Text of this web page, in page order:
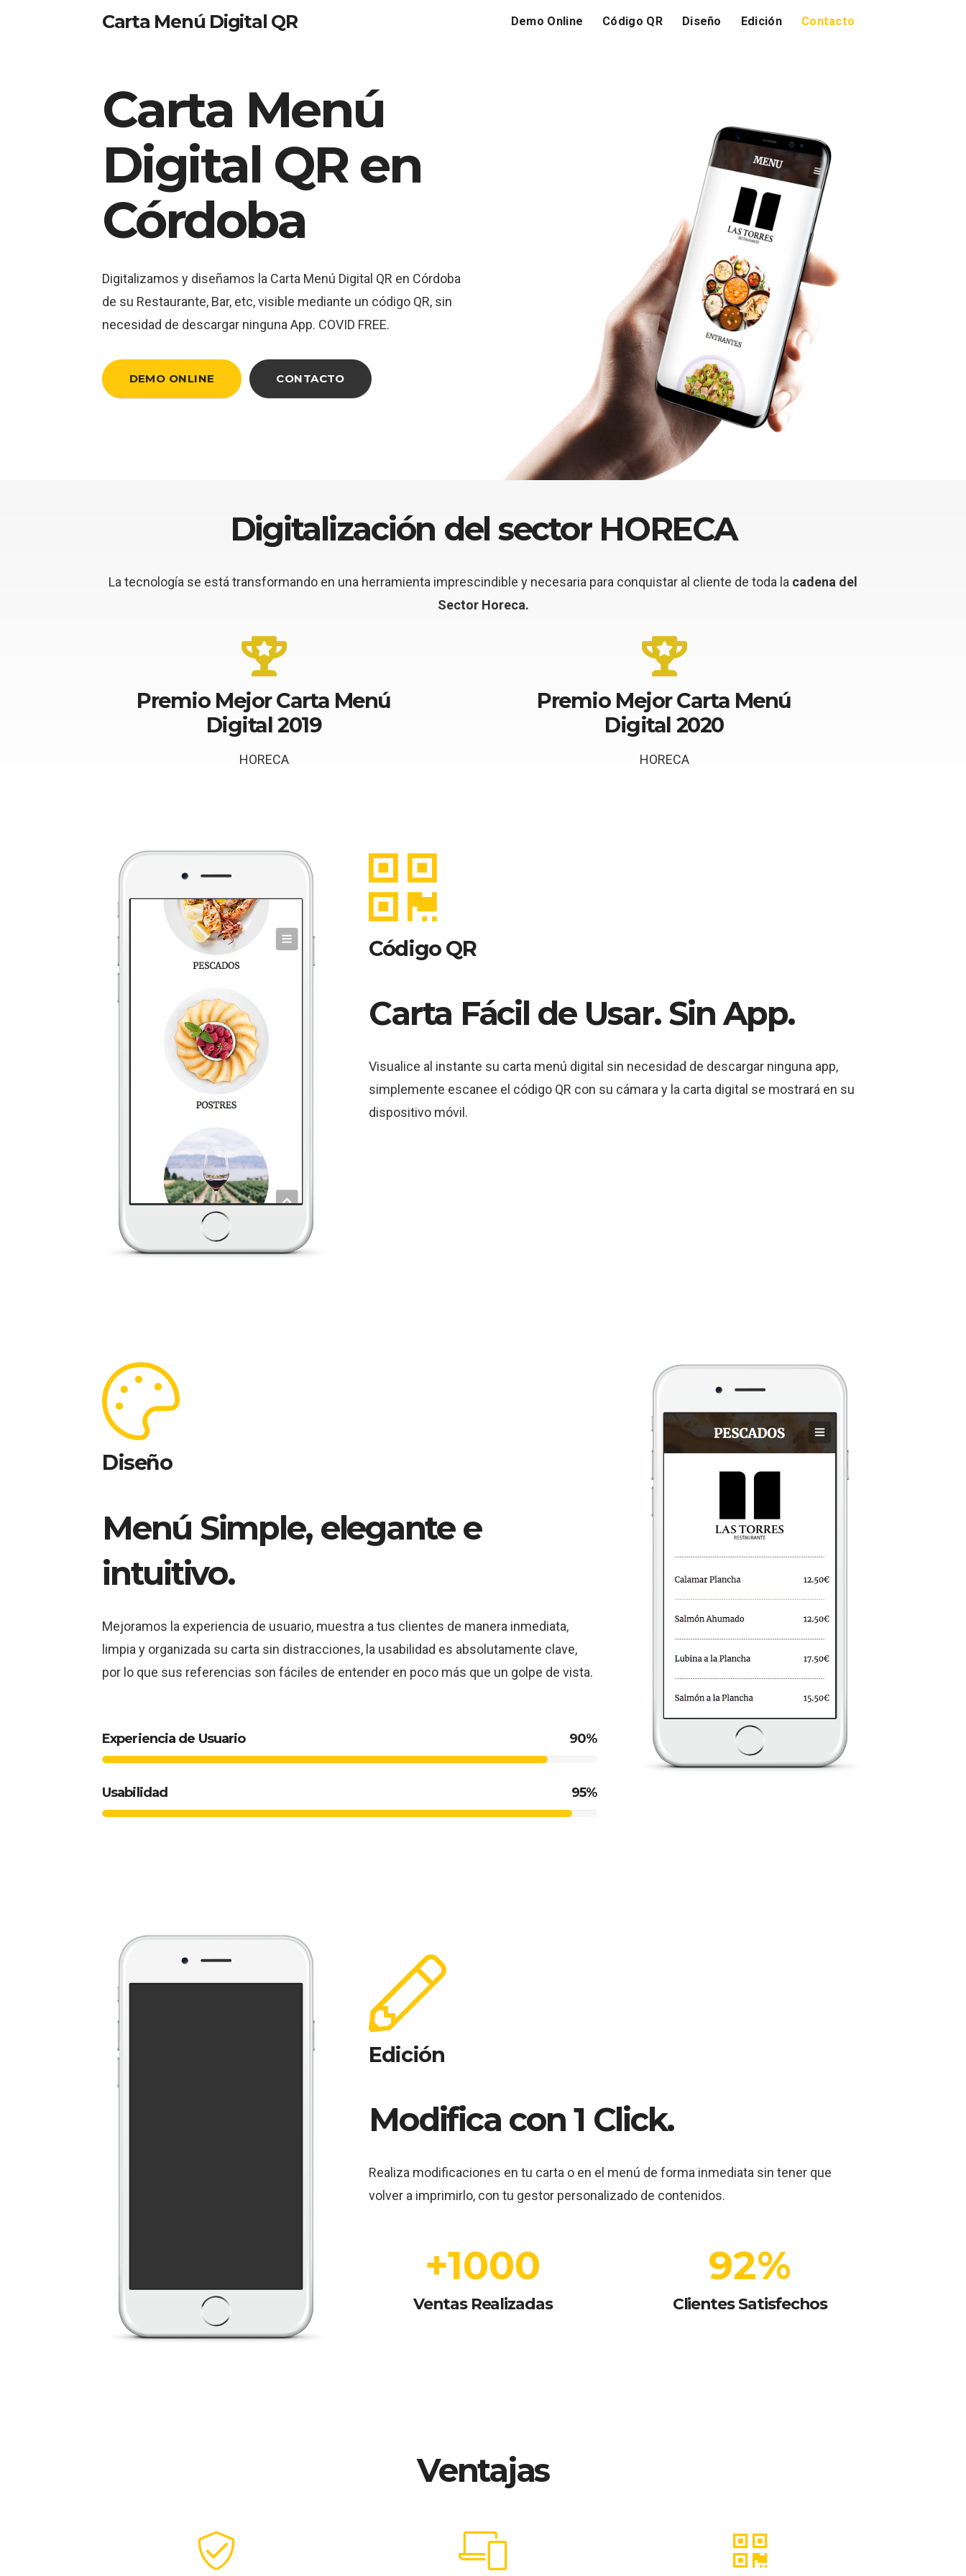
Carta Menú Digital QR Demo Online Código QR Diseño Edición Contacto
Carta Menú
Digital QR en
Córdoba
Digitalizamos y diseñamos la Carta Menú Digital QR en Córdoba
de su Restaurante, Bar, etc, visible mediante un código QR, sin
necesidad de descargar ninguna App. COVID FREE.
DEMO ONLINE CONTACTO
Digitalización del sector HORECA
La tecnología se está transformando en una herramienta imprescindible y necesaria para conquistar al cliente de toda la cadena del
Sector Horeca.
Premio Mejor Carta Menú
Digital 2019
HORECA
Premio Mejor Carta Menú
Digital 2020
HORECA
Código QR
Carta Fácil de Usar. Sin App.
Visualice al instante su carta menú digital sin necesidad de descargar ninguna app,
simplemente escanee el código QR con su cámara y la carta digital se mostrará en su
dispositivo móvil.
Diseño
Menú Simple, elegante e
intuitivo.
Mejoramos la experiencia de usuario, muestra a tus clientes de manera inmediata,
limpia y organizada su carta sin distracciones, la usabilidad es absolutamente clave,
por lo que sus referencias son fáciles de entender en poco más que un golpe de vista.
Experiencia de Usuario 90%
Usabilidad 95%
Edición
Modifica con 1 Click.
Realiza modificaciones en tu carta o en el menú de forma inmediata sin tener que
volver a imprimirlo, con tu gestor personalizado de contenidos.
+1000
Ventas Realizadas
92%
Clientes Satisfechos
Ventajas